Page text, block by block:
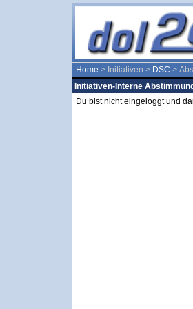
Home > Initiativen > DSC >
Initiativen-Interne
Du bist nicht eingeloggt und